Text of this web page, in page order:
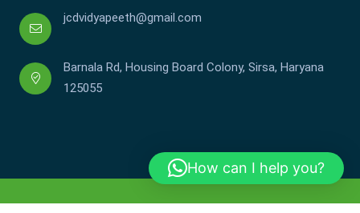
jcdvidyapeeth@gmail.com
Barnala Rd, Housing Board Colony, Sirsa, Haryana
125055
How can I help you?